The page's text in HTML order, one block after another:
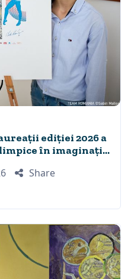
ediției 2026 a
în imaginația
Share